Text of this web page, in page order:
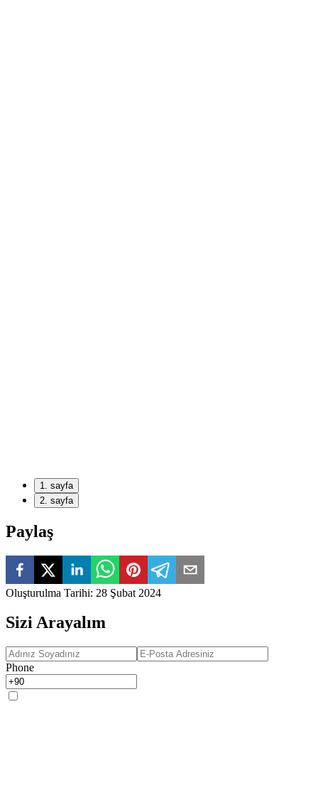
1
. sayfa
2 . sayfa
Paylaş
Oluşturulma Tarihi: 28 Şubat 2024
Sizi Arayalım
Phone